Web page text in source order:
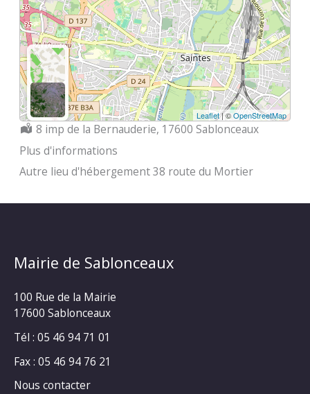
Leaflet| ©OpenStreetMap
Localisation :
8 imp de la Bernauderie, 17600 Sablonceaux
Plus d'informations
Autre lieu d'hébergement 38 route du Mortier
Mairie de Sablonceaux
100 Rue de la Mairie
17600 Sablonceaux
Tél : 05 46 94 71 01
Fax : 05 46 94 76 21
Nous contacter